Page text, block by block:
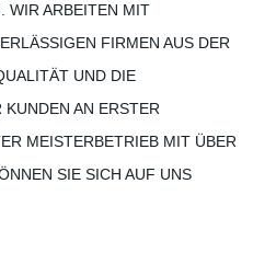
WIR ARBEITEN MIT
FIRMEN AUS DER
UND DIE
AN ERSTER
MEISTERBETRIEB MIT ÜBER
SIE SICH AUF UNS